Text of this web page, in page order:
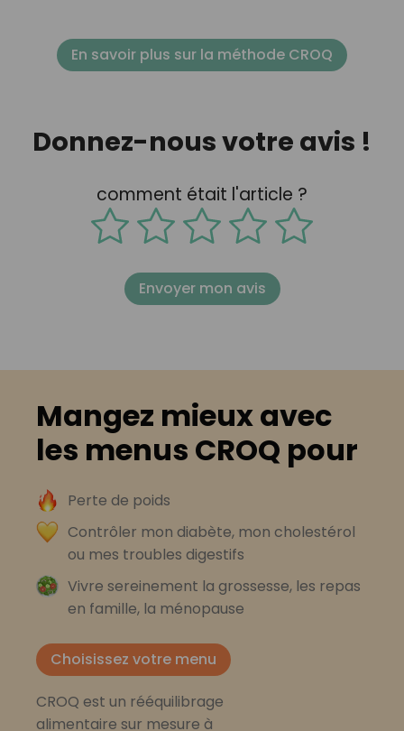
En savoir plus sur la méthode CROQ
Donnez-nous votre avis !
comment était l'article ?
Envoyer mon avis
Mangez mieux avec
les menus CROQ pour
Perte de poids
Contrôler mon diabète, mon cholestérol
ou mes troubles digestifs
Vivre sereinement la grossesse, les repas
en famille, la ménopause
Choisissez votre menu
CROQ est un rééquilibrage
alimentaire sur mesure à